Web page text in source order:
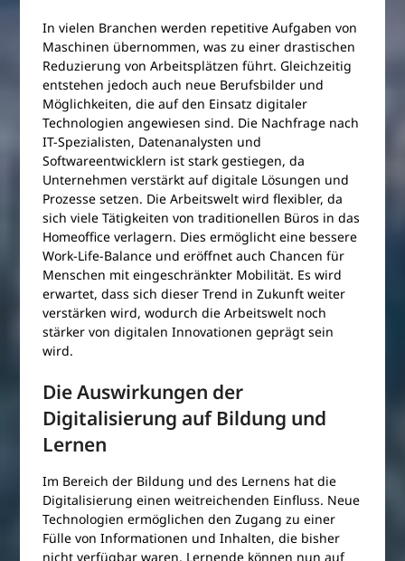
In vielen Branchen werden repetitive Aufgaben von
Maschinen übernommen, was zu einer drastischen
Reduzierung von Arbeitsplätzen führt. Gleichzeitig
entstehen jedoch auch neue Berufsbilder und
Möglichkeiten, die auf den Einsatz digitaler
Technologien angewiesen sind. Die Nachfrage nach
IT-Spezialisten, Datenanalysten und
Softwareentwicklern ist stark gestiegen, da
Unternehmen verstärkt auf digitale Lösungen und
Prozesse setzen. Die Arbeitswelt wird flexibler, da
sich viele Tätigkeiten von traditionellen Büros in das
Homeoffice verlagern. Dies ermöglicht eine bessere
Work-Life-Balance und eröffnet auch Chancen für
Menschen mit eingeschränkter Mobilität. Es wird
erwartet, dass sich dieser Trend in Zukunft weiter
verstärken wird, wodurch die Arbeitswelt noch
stärker von digitalen Innovationen geprägt sein
wird.
Die Auswirkungen der
Digitalisierung auf Bildung und
Lernen
Im Bereich der Bildung und des Lernens hat die
Digitalisierung einen weitreichenden Einfluss. Neue
Technologien ermöglichen den Zugang zu einer
Fülle von Informationen und Inhalten, die bisher
nicht verfügbar waren. Lernende können nun auf